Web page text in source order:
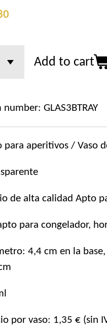
Add to cart
number: GLAS3BTRAY
para aperitivos / Vaso
de alta calidad Apto
para congelador,
4,4 cm en la
por vaso: 1,35 € (sin